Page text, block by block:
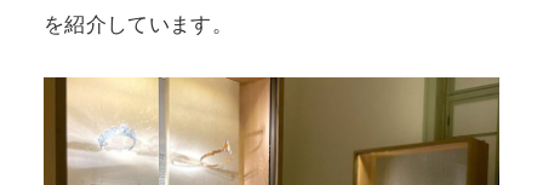
を紹介しています。